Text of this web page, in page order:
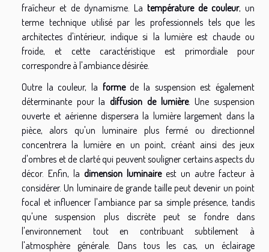
fraîcheur et de dynamisme. La température de couleur, un
terme technique utilisé par les professionnels tels que les
architectes d'intérieur, indique si la lumière est chaude ou
froide, et cette caractéristique est primordiale pour
correspondre à l'ambiance désirée.
Outre la couleur, la formede la suspension est également
déterminante pour ladiffusion de lumière. Une suspension
ouverte et aérienne dispersera la lumière largement dans la
pièce, alors qu'un luminaire plus fermé ou directionnel
concentrera la lumière en un point, créant ainsi des jeux
d'ombres et de clarté qui peuvent souligner certains aspects du
décor. Enfin, la dimension luminaireest un autre facteur à
considérer. Un luminaire de grande taille peut devenir un point
focal et influencer l'ambiance par sa simple présence, tandis
qu'une suspension plus discrète peut se fondre dans
l'environnement tout en contribuant subtilement à
l'atmosphère générale. Dans tous les cas, un éclairage